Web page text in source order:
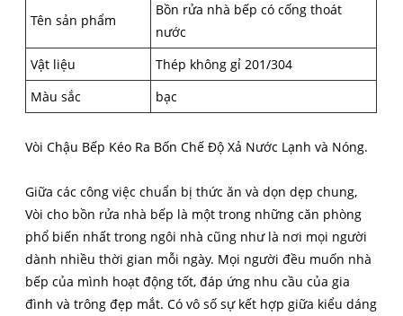
Tên sản phẩm
Bồn rửa nhà bếp có cống thoát
nước
Vật liệu
Thép không gỉ 201/304
Màu sắc
bạc
Vòi Chậu Bếp Kéo Ra Bốn Chế Độ Xả Nước Lạnh và Nóng.
Giữa các công việc chuẩn bị thức ăn và dọn dẹp chung,
Vòi cho bồn rửa nhà bếp là một trong những căn phòng
phổ biến nhất trong ngôi nhà cũng như là nơi mọi người
dành nhiều thời gian mỗi ngày. Mọi người đều muốn nhà
bếp của mình hoạt động tốt, đáp ứng nhu cầu của gia
đình và trông đẹp mắt. Có vô số sự kết hợp giữa kiểu dáng